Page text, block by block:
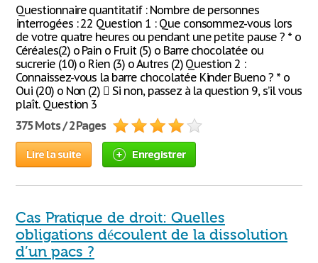
Questionnaire quantitatif : Nombre de personnes
interrogées : 22 Question 1 : Que consommez-vous lors
de votre quatre heures ou pendant une petite pause ? * o
Céréales(2) o Pain o Fruit (5) o Barre chocolatée ou
sucrerie (10) o Rien (3) o Autres (2) Question 2 :
Connaissez-vous la barre chocolatée Kinder Bueno ? * o
Oui (20) o Non (2)  Si non, passez à la question 9, s’il vous
plaît. Question 3
375 Mots / 2 Pages
Lire la suite Enregistrer
Cas Pratique de droit: Quelles
obligations découlent de la dissolution
d’un pacs ?